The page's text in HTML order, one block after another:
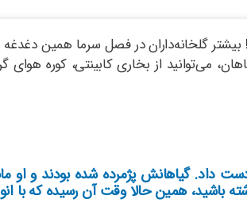
گلخانه‌داران در فصل سرما همین دغدغه
از بخاری کابینتی، کوره هوای
داد. گیاهانش پژمرده شده بودند و او
باشید، همین حالا وقت آن رسیده که با